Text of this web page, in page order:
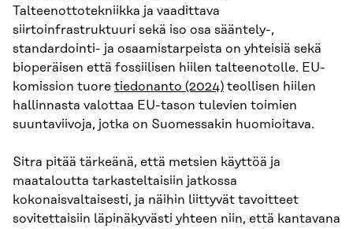
Talteenottotekniikka ja vaadittava
siirtoinfrastruktuuri sekä iso osa sääntely-,
standardointi- ja osaamistarpeista on yhteisiä sekä
bioperäisen että fossiilisen hiilen talteenotolle. EU-
komission tuore tiedonanto (2024) teollisen hiilen
hallinnasta valottaa EU-tason tulevien toimien
suuntaviivoja, jotka on Suomessakin huomioitava.
Sitra pitää tärkeänä, että metsien käyttöä ja
maataloutta tarkasteltaisiin jatkossa
kokonaisvaltaisesti, ja näihin liittyvät tavoitteet
sovitettaisiin läpinäkyvästi yhteen niin, että kantavana